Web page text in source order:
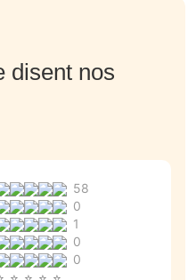
disent nos
58
0
1
0
0